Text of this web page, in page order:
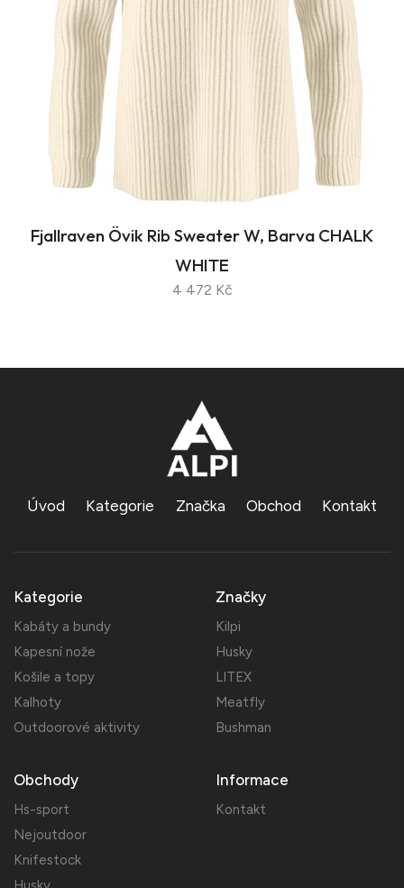
Fjallraven Övik Rib Sweater W, Barva CHALK
WHITE
4 472 Kč
Úvod Kategorie Značka Obchod Kontakt
Kategorie
Kabáty a bundy
Kapesní nože
Košile a topy
Kalhoty
Outdoorové aktivity
Značky
Kilpi
Husky
LITEX
Meatfly
Bushman
Obchody
Hs-sport
Nejoutdoor
Knifestock
Informace
Kontakt